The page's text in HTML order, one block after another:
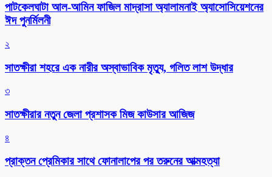
পাটকেলঘাটা আল-আমিন ফাজিল মাদ্রাসা অ্যালামনাই অ্যাসোসিয়েশনের
ঈদ পুনর্মিলনী
২
সাতক্ষীরা শহরে এক নারীর অস্বাভাবিক মৃত্যু, গলিত লাশ উদ্ধার
৩
সাতক্ষীরার নতুন জেলা প্রশাসক মিজ কাউসার আজিজ
৪
প্রাক্তন প্রেমিকার সাথে ফোনালাপের পর তরুনের আত্মহত্যা